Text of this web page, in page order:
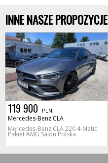
INNE NASZE PROPOZYCJE
119 900 PLN
Mercedes-Benz CLA
Mercedes-Benz CLA 220 4-Matic
Pakiet AMG Salon Polska